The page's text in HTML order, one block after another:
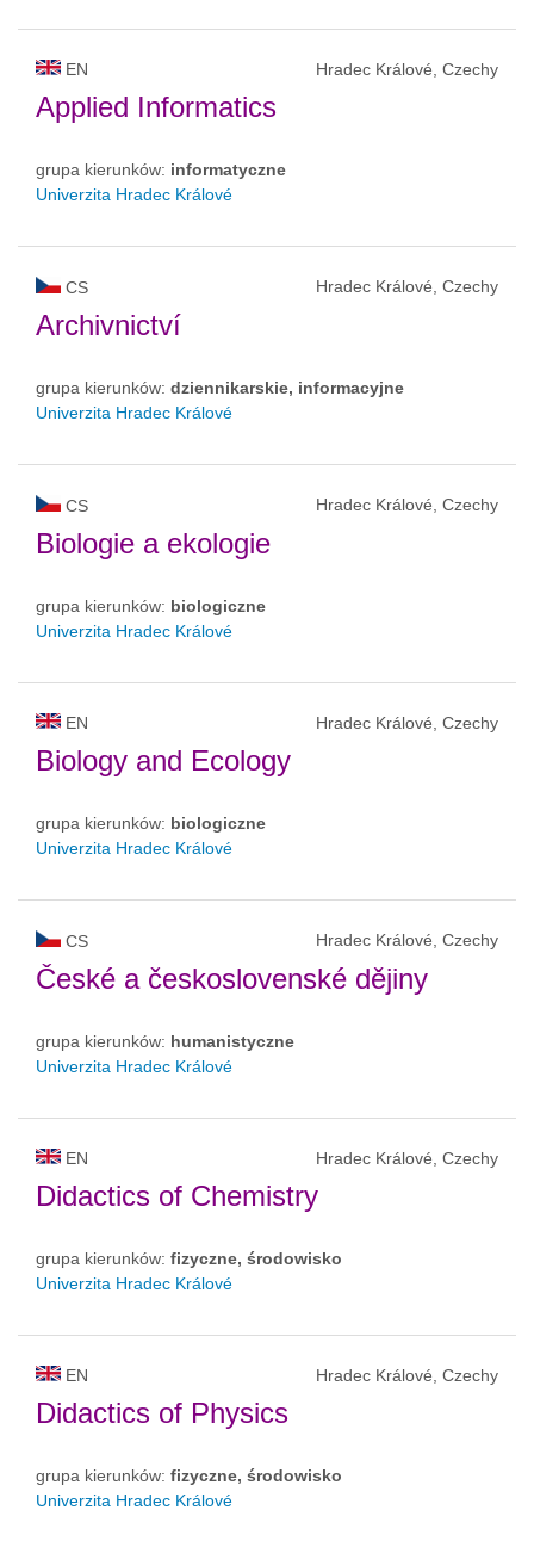
EN Hradec Králové, Czechy
Applied Informatics
grupa kierunków: informatyczne
Univerzita Hradec Králové
CS Hradec Králové, Czechy
Archivnictví
grupa kierunków: dziennikarskie, informacyjne
Univerzita Hradec Králové
CS Hradec Králové, Czechy
Biologie a ekologie
grupa kierunków: biologiczne
Univerzita Hradec Králové
EN Hradec Králové, Czechy
Biology and Ecology
grupa kierunków: biologiczne
Univerzita Hradec Králové
CS Hradec Králové, Czechy
České a československé dějiny
grupa kierunków: humanistyczne
Univerzita Hradec Králové
EN Hradec Králové, Czechy
Didactics of Chemistry
grupa kierunków: fizyczne, środowisko
Univerzita Hradec Králové
EN Hradec Králové, Czechy
Didactics of Physics
grupa kierunków: fizyczne, środowisko
Univerzita Hradec Králové